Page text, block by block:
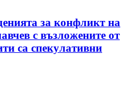
за конфликт на
с възложените от
са спекулативни